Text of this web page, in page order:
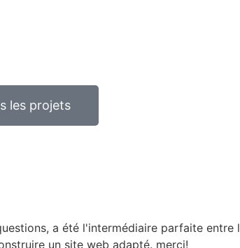
les projets
a été l'intermédiaire parfaite
un site web adapté. merci!